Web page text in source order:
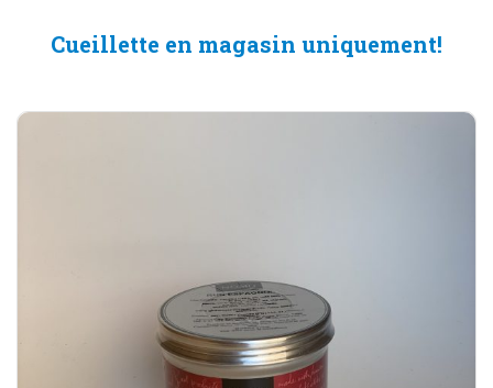
Cueillette en magasin uniquement!